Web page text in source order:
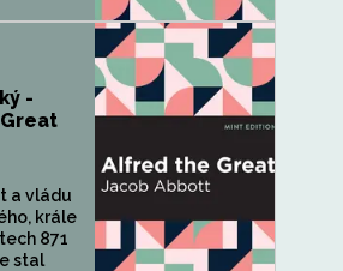
-
a vládu
krále
871
stal